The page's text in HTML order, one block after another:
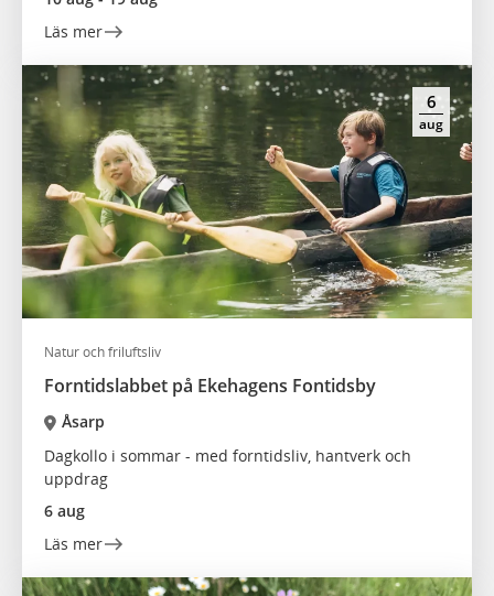
Läs mer
6
aug
Natur och friluftsliv
Forntidslabbet på Ekehagens Fontidsby
Åsarp
Dagkollo i sommar - med forntidsliv, hantverk och
uppdrag
6 aug
Läs mer